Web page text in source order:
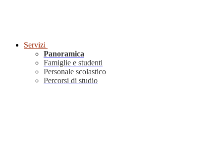
Servizi
Panoramica
Famiglie e studenti
Personale scolastico
Percorsi di studio